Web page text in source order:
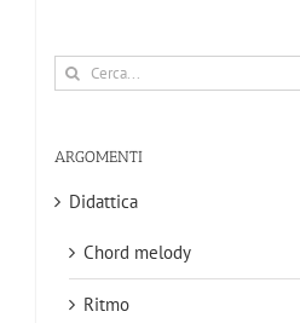
Cerca
per:
ARGOMENTI
Didattica
Chord melody
Ritmo